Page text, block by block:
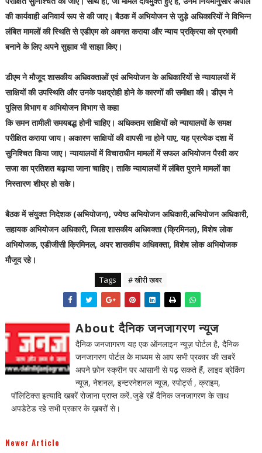
की कार्यवाही अनिवार्य रूप से की जाए। बैठक में अभियोजन से जुड़े अधिकारियों ने विभिन्न
लंबित मामलों की स्थिति से एडीएम को अवगत कराया और न्याय प्रक्रिया को प्रभावी
बनाने के लिए अपने सुझाव भी साझा किए।
डीएम ने मौजूद शासकीय अधिवक्ताओं एवं अभियोजन के अधिकारियों से न्यायालयों में
साक्षियों की उपस्थिति और उनके पक्षद्रोही होने के कारणों की समीक्षा की। डीएम ने
पुलिस विभाग व अभियोजन विभाग से कहा
कि समन तामीली समयबद्ध होनी चाहिए। अधिकतम साक्षियों को न्यायालयों के समक्ष
परीक्षित कराया जाय। अकारण साक्षियों की वापसी ना होने पाए, यह प्रत्येक दशा में
सुनिश्चित किया जाए। न्यायालयों में विचाराधीन मामलों में सफल अभियोजन पैरवी कर
सजा का प्रतिशत बढ़ाया जाना चाहिए। ताकि न्यायालयों में लंबित पुराने मामलों का
निस्तारण शीघ्र हो सके।
बैठक में संयुक्त निदेशक (अभियोजन), ज्येष्ठ अभियोजन अधिकारी,अभियोजन अधिकारी,
सहायक अभियोजन अधिकारी, जिला शासकीय अधिवक्ता (क्रिमिनल), विशेष लोक
अभियोजक, एडीजीसी क्रिमिनल, अपर शासकीय अधिवक्ता, विशेष लोक अभियोजक
मौजूद रहे।
Tags # खीरी खबर
About दैनिक जनजागरण न्यूज
दैनिक जनजागरण यह एक ऑनलाइन न्यूज़ पोर्टल है, दैनिक
जनजागरण पोर्टल के माध्यम से आप सभी प्रकार की खबरें
अपने फ़ोन स्क्रीन पर आसानी से पढ़ सकते हैं, लाइव ब्रेकिंग
न्यूज़, नेशनल, इन्टरनेशनल न्यूज़, स्पोर्ट्स , क्राइम,
पॉलिटिक्स इत्यादि खबरें रोजाना प्राप्त करें..जुडे रहें दैनिक जनजागरण के साथ
अपडेटेड रहे सभी प्रकार के ख़बरों से।
Newer Article